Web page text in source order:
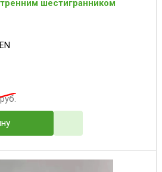
шестигранником